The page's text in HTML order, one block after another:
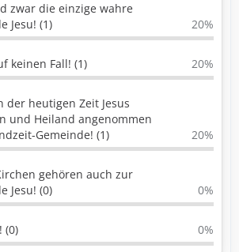
zwar die einzige wahre
Jesu! (1)
20%
keinen Fall! (1) 20%
der heutigen Zeit Jesus
und Heiland angenommen
Gemeinde! (1)
20%
gehören auch zur
Jesu! (0)
0%
(0) 0%